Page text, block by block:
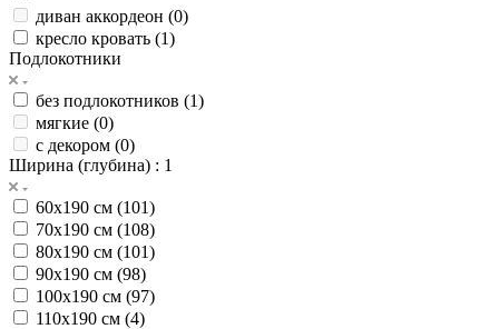
диван аккордеон (0)
кресло кровать (1)
Подлокотники
без подлокотников (1)
мягкие (0)
с декором (0)
Ширина (глубина) : 1
60х190 см (101)
70х190 см (108)
80х190 см (101)
90х190 см (98)
100х190 см (97)
110х190 см (4)